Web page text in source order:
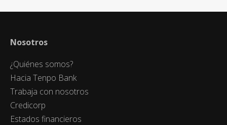
Nosotros
¿Quiénes somos?
Hacia Tenpo Bank
Trabaja con nosotros
Credicorp
Estados financieros